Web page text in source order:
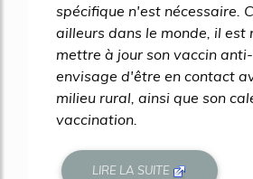
spécifique n'est nécessaire.
ailleurs dans le monde, il est
mettre à jour son vaccin
envisage d'être en contact
milieu rural, ainsi que son
vaccination.
LIRE LA SUITE